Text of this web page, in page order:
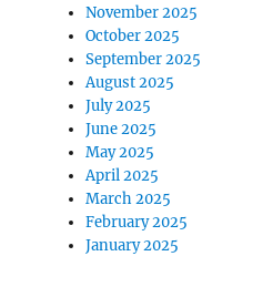
November 2025
October 2025
September 2025
August 2025
July 2025
June 2025
May 2025
April 2025
March 2025
February 2025
January 2025